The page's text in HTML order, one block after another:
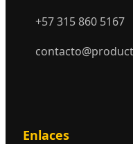
+57 315 860 5167
Enlaces